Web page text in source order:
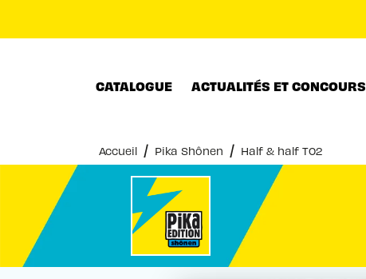
CATALOGUE ACTUALITÉS ET CONCOURS
Accueil / Pika Shônen / Half & half T02